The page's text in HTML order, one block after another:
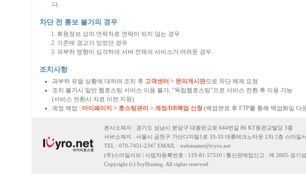
다.
차단 전 통보 불가의 경우
회원정보 상의 연락처로 연락이 되지 않는 경우
기존에 경고가 있었던 경우
과부하 영향이 심각하여 서버 전체의 서비스가 어려운 경우
조치사항
과부하 유발 상황에 대하여 조치 후 고객센터 > 문의게시판으로 차단 해제 요청
조치 불가시 일반 웹호스팅 서비스 이용 불가, "독립웹호스팅"으로 서비스 전환 후 이용 가능
(서비스 전환시 자료 이전 지원)
계정 백업 : 마이페이지 > 호스팅관리 > 계정/DB백업 신청 (백업완료 후 FTP를 통해 백업화일 다
본사소재지 : 경기도 성남시 분당구 대왕판교로 644번길 86 KT동판교빌딩 3층
서버소재지 : 서울시 금천구 가산디지털1로 33-33 대륭테크노타운 2차 2층 스마일
TEL : 070-7451-2347 EMAIL : webmaster@ivyro.net
(주)스마일서브 | 사업자등록번호 : 119-81-57510 | 통신판매업신고 : 제 2005-경기
Copyright (c) IvyHosting. All rights reserved.